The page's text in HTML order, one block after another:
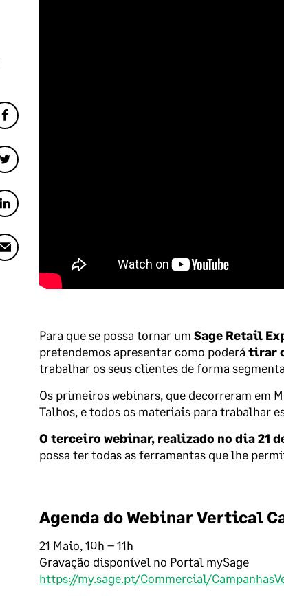
Para que se possa tornar um Sage Retail
pretendemos apresentar como poderá tirar
trabalhar os seus clientes de forma
Os primeiros webinars, que decorreram em
Talhos, e todos os materiais para trabalhar
O terceiro webinar, realizado no dia 21
possa ter todas as ferramentas que lhe
Agenda do Webinar Vertical
21 Maio, 10h – 11h
Gravação disponível no Portal mySage
https://my.sage.pt/Commercial/